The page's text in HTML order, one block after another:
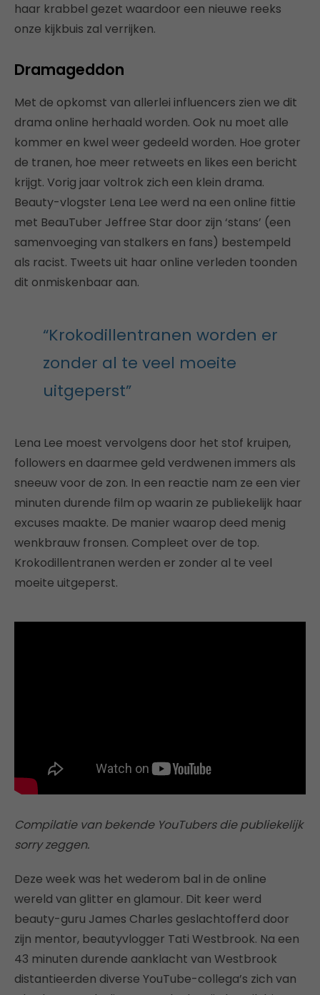
haar krabbel gezet waardoor een nieuwe reeks
onze kijkbuis zal verrijken.
Dramageddon
Met de opkomst van allerlei influencers zien we dit
drama online herhaald worden. Ook nu moet alle
kommer en kwel weer gedeeld worden. Hoe groter
de tranen, hoe meer retweets en likes een bericht
krijgt. Vorig jaar voltrok zich een klein drama.
Beauty-vlogster Lena Lee werd na een online fittie
met BeauTuber Jeffree Star door zijn ‘stans’ (een
samenvoeging van stalkers en fans) bestempeld
als racist. Tweets uit haar online verleden toonden
dit onmiskenbaar aan.
“Krokodillentranen worden er
zonder al te veel moeite
uitgeperst”
Lena Lee moest vervolgens door het stof kruipen,
followers en daarmee geld verdwenen immers als
sneeuw voor de zon. In een reactie nam ze een vier
minuten durende film op waarin ze publiekelijk haar
excuses maakte. De manier waarop deed menig
wenkbrauw fronsen. Compleet over de top.
Krokodillentranen werden er zonder al te veel
moeite uitgeperst.
Compilatie van bekende YouTubers die publiekelijk
sorry zeggen.
Deze week was het wederom bal in de online
wereld van glitter en glamour. Dit keer werd
beauty-guru James Charles geslachtofferd door
zijn mentor, beautyvlogger Tati Westbrook. Na een
43 minuten durende aanklacht van Westbrook
distantieerden diverse YouTube-collega’s zich van